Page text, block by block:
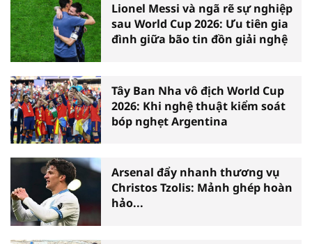
Lionel Messi và ngã rẽ sự nghiệp
sau World Cup 2026: Ưu tiên gia
đình giữa bão tin đồn giải nghệ
Tây Ban Nha vô địch World Cup
2026: Khi nghệ thuật kiểm soát
bóp nghẹt Argentina
Arsenal đẩy nhanh thương vụ
Christos Tzolis: Mảnh ghép hoàn
hảo...